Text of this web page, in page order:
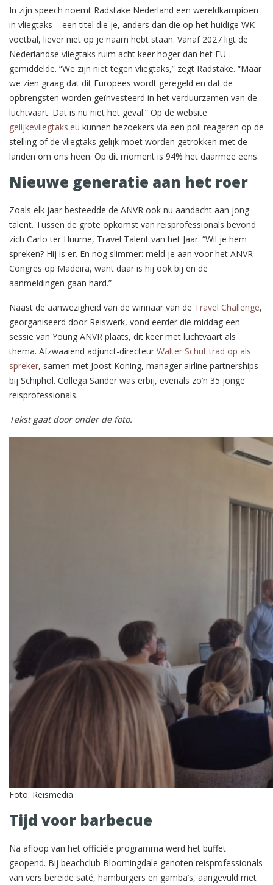
In zijn speech noemt Radstake Nederland een wereldkampioen
in vliegtaks – een titel die je, anders dan die op het huidige WK
voetbal, liever niet op je naam hebt staan. Vanaf 2027 ligt de
Nederlandse vliegtaks ruim acht keer hoger dan het EU-
gemiddelde. “We zijn niet tegen vliegtaks,” zegt Radstake. “Maar
we zien graag dat dit Europees wordt geregeld en dat de
opbrengsten worden geïnvesteerd in het verduurzamen van de
luchtvaart. Dat is nu niet het geval.” Op de website
gelijkevliegtaks.eu kunnen bezoekers via een poll reageren op de
stelling of de vliegtaks gelijk moet worden getrokken met de
landen om ons heen. Op dit moment is 94% het daarmee eens.
Nieuwe generatie aan het roer
Zoals elk jaar besteedde de ANVR ook nu aandacht aan jong
talent. Tussen de grote opkomst van reisprofessionals bevond
zich Carlo ter Huurne, Travel Talent van het Jaar. “Wil je hem
spreken? Hij is er. En nog slimmer: meld je aan voor het ANVR
Congres op Madeira, want daar is hij ook bij en de
aanmeldingen gaan hard.”
Naast de aanwezigheid van de winnaar van de Travel Challenge,
georganiseerd door Reiswerk, vond eerder die middag een
sessie van Young ANVR plaats, dit keer met luchtvaart als
thema. Afzwaaiend adjunct-directeur Walter Schut trad op als
spreker, samen met Joost Koning, manager airline partnerships
bij Schiphol. Collega Sander was erbij, evenals zo’n 35 jonge
reisprofessionals.
Tekst gaat door onder de foto.
Foto: Reismedia
Tijd voor barbecue
Na afloop van het officiële programma werd het buffet
geopend. Bij beachclub Bloomingdale genoten reisprofessionals
van vers bereide saté, hamburgers en gamba’s, aangevuld met